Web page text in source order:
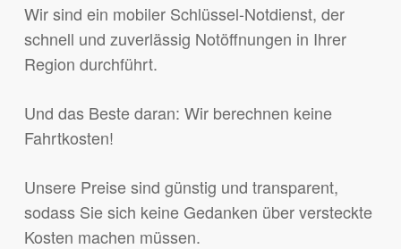
Wir sind ein mobiler Schlüssel-Notdienst, der
schnell und zuverlässig Notöffnungen in Ihrer
Region durchführt.
Und das Beste daran: Wir berechnen keine
Fahrtkosten!
Unsere Preise sind günstig und transparent,
sodass Sie sich keine Gedanken über versteckte
Kosten machen müssen.